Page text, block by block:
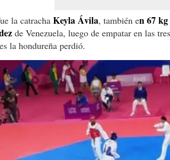
la catracha Keyla Ávila, también en 67
de Venezuela, luego de empatar en las
la hondureña perdió.